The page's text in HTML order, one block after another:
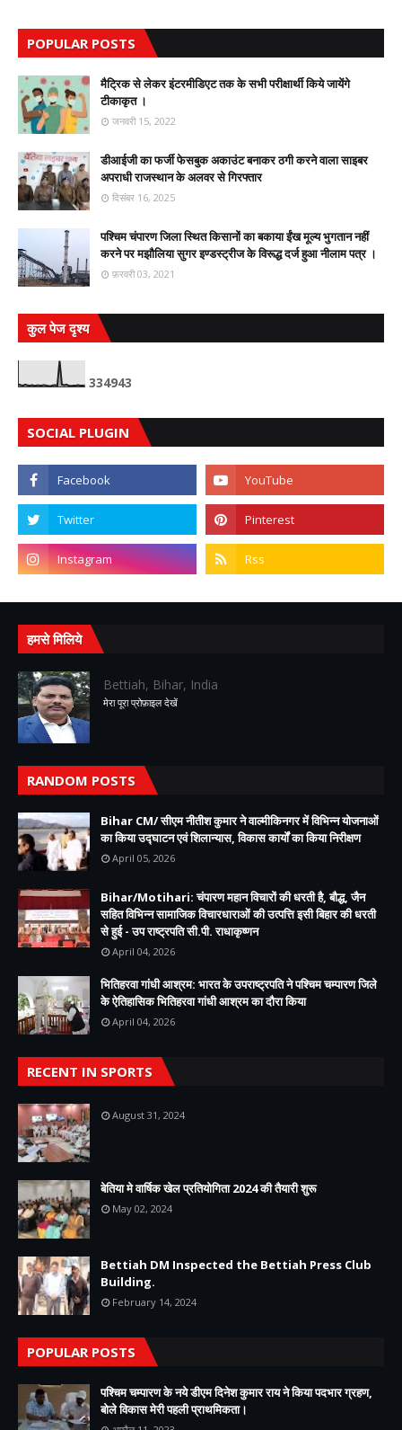
POPULAR POSTS
मैट्रिक से लेकर इंटरमीडिएट तक के सभी परीक्षार्थी किये जायेंगे
टीकाकृत ।
जनवरी 15, 2022
डीआईजी का फर्जी फेसबुक अकाउंट बनाकर ठगी करने वाला साइबर
अपराधी राजस्थान के अलवर से गिरफ्तार
दिसंबर 16, 2025
पश्चिम चंपारण जिला स्थित किसानों का बकाया ईंख मूल्य भुगतान नहीं
करने पर मझौलिया सुगर इण्डस्ट्रीज के विरूद्ध दर्ज हुआ नीलाम पत्र ।
फ़रवरी 03, 2021
कुल पेज दृश्य
334943
SOCIAL PLUGIN
हमसे मिलिये
Bettiah, Bihar, India
मेरा पूरा प्रोफ़ाइल देखें
RANDOM POSTS
Bihar CM/ सीएम नीतीश कुमार ने वाल्मीकिनगर में विभिन्न योजनाओं
का किया उद्घाटन एवं शिलान्यास, विकास कार्यों का किया निरीक्षण
April 05, 2026
Bihar/Motihari: चंपारण महान विचारों की धरती है, बौद्ध, जैन
सहित विभिन्न सामाजिक विचारधाराओं की उत्पत्ति इसी बिहार की धरती
से हुई - उप राष्ट्रपति सी.पी. राधाकृष्णन
April 04, 2026
भितिहरवा गांधी आश्रम: भारत के उपराष्ट्रपति ने पश्चिम चम्पारण जिले
के ऐतिहासिक भितिहरवा गांधी आश्रम का दौरा किया
April 04, 2026
RECENT IN SPORTS
August 31, 2024
बेतिया मे वार्षिक खेल प्रतियोगिता 2024 की तैयारी शुरू
May 02, 2024
Bettiah DM Inspected the Bettiah Press Club
Building.
February 14, 2024
POPULAR POSTS
पश्चिम चम्पारण के नये डीएम दिनेश कुमार राय ने किया पदभार ग्रहण,
बोले विकास मेरी पहली प्राथमिकता।